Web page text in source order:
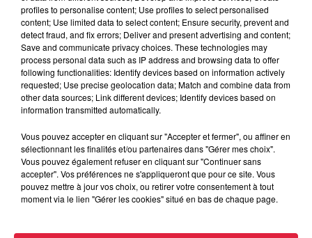
5 août 2026
Europa-Park : des précisons sur
l’après Euro-Mir
Dans la même série
Thierry du Domaine Wunsch et
Mann à Wettolsheim !
Wettolsheim !
profiles to personalise content; Use profiles to select personalised
content; Use limited data to select content; Ensure security, prevent and
detect fraud, and fix errors; Deliver and present advertising and content;
Save and communicate privacy choices. These technologies may
process personal data such as IP address and browsing data to offer
following functionalities: Identify devices based on information actively
requested; Use precise geolocation data; Match and combine data from
other data sources; Link different devices; Identify devices based on
information transmitted automatically.
Vous pouvez accepter en cliquant sur "Accepter et fermer", ou affiner en
sélectionnant les finalités et/ou partenaires dans "Gérer mes choix".
Vous pouvez également refuser en cliquant sur "Continuer sans
accepter". Vos préférences ne s'appliqueront que pour ce site. Vous
pouvez mettre à jour vos choix, ou retirer votre consentement à tout
moment via le lien "Gérer les cookies" situé en bas de chaque page.